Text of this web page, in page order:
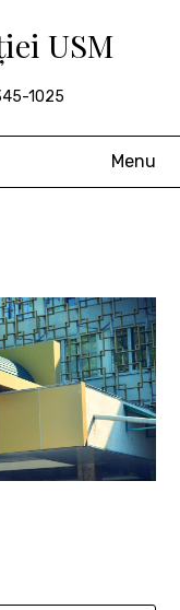
USM
1025
Menu